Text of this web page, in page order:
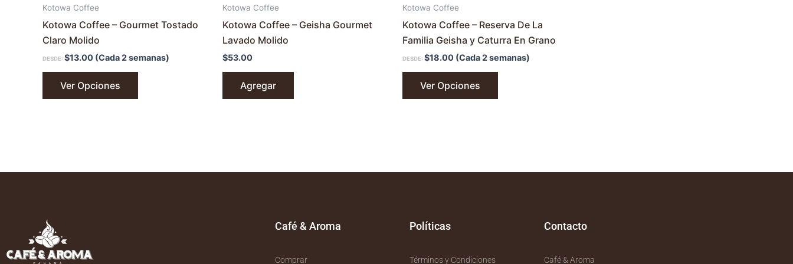
Kotowa Coffee
Kotowa Coffee – Gourmet Tostado
Claro Molido
DESDE: $13.00 (Cada 2 semanas)
Ver Opciones
Kotowa Coffee
Kotowa Coffee – Geisha Gourmet
Lavado Molido
$53.00
Agregar
Kotowa Coffee
Kotowa Coffee – Reserva De La
Familia Geisha y Caturra En Grano
DESDE: $18.00 (Cada 2 semanas)
Ver Opciones
Café & Aroma
Comprar
Políticas
Términos y Condiciones
Contacto
Café & Aroma